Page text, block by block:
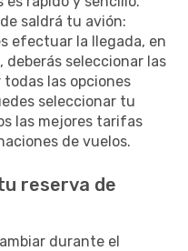
saldrá tu avión:
efectuar la llegada, en
deberás seleccionar las
las opciones
seleccionar tu
las mejores tarifas
de vuelos.
reserva de
durante el